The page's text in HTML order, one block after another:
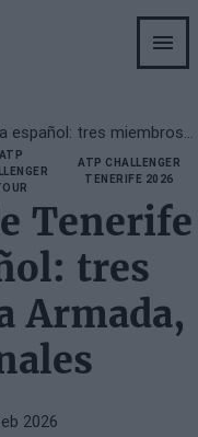
ATP
ATP CHALLENGER
TENERIFE 2026
Tenerife
tres
Armada,
2026